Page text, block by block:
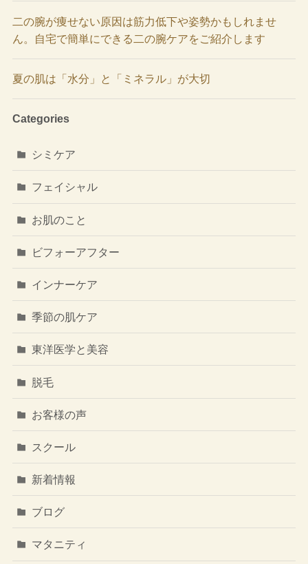
二の腕が痩せない原因は筋力低下や姿勢かもしれませ
ん。自宅で簡単にできる二の腕ケアをご紹介します
夏の肌は「水分」と「ミネラル」が大切
Categories
シミケア
フェイシャル
お肌のこと
ビフォーアフター
インナーケア
季節の肌ケア
東洋医学と美容
脱毛
お客様の声
スクール
新着情報
ブログ
マタニティ